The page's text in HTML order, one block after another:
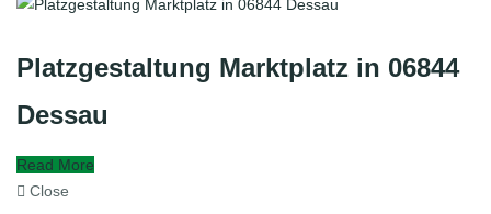
Platzgestaltung Marktplatz in 06844
Dessau
Read More
Close